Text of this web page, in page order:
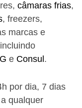
câmaras frias,
, freezers,
marcas e
e Consul .
por dia, 7 dias
qualquer